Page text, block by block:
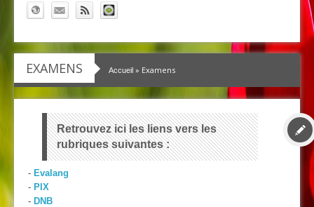
EXAMENS Accueil » Examens
Retrouvez ici les liens vers les
rubriques suivantes :
- Evalang
- PIX
- DNB